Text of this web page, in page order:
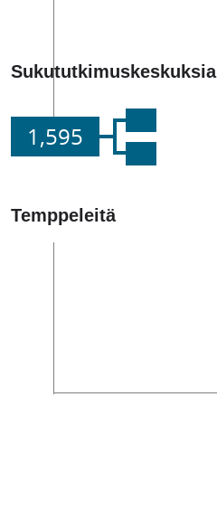
Sukututkimuskeskuksia
1,595
Temppeleitä